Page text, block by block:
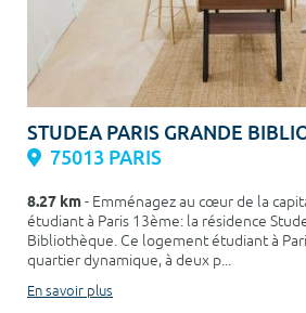
STUDEA PARIS GRANDE
75013 PARIS
8.27 km- Emménagez au cœur de la
étudiant à Paris 13ème: la résidence
Bibliothèque. Ce logement étudiant à
quartier dynamique, à deux p...
En savoir plus